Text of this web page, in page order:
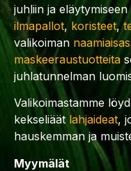
juhliin ja eläytymiseen
ilmapallot, koristeet,
valikoiman
maskeeraustuotteita
juhlatunnelman
Valikoimastamme
kekseliäät lahjaideat,
hauskemman ja
Myymälät